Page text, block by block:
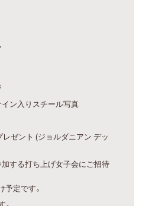
ン入りスチール写真
ゼント (ジョルダニアン デッ
する打ち上げ女子会にご招待
予定です。